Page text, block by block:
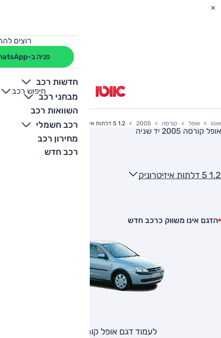
רוצים
פניה ב-WhatsApp
חדשות רכב
מבחני רכב
השוואות רכב
רכב חשמלי
מחירון רכב
רכב חדש
חיפוש רכב
+
-
אוטו אופל קורסה 2005 1.2 5 דלתות איזיטרוניק
אופל קורסה 2005 יד שניה
1.2 5 דלתות איזיטרוניק
הדגם אינו משווק כרכב חדש
לעמוד דגם אופל קורסה